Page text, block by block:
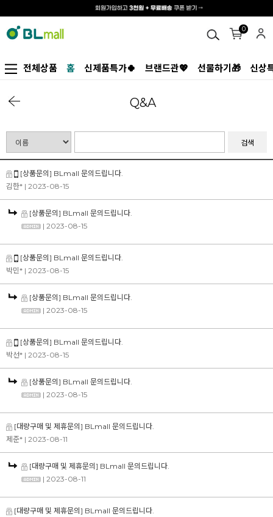
0
전체상품 홈 신제품특가🍀 브랜드관💖 선물하기🎁 신상
Q&A
검색
[상품문의] BLmall 문의드립니다.
김한* | 2023-08-15
[상품문의] BLmall 문의드립니다.
| 2023-08-15
[상품문의] BLmall 문의드립니다.
박민* | 2023-08-15
[상품문의] BLmall 문의드립니다.
| 2023-08-15
[상품문의] BLmall 문의드립니다.
박선* | 2023-08-15
[상품문의] BLmall 문의드립니다.
| 2023-08-15
[대량구매 및 제휴문의] BLmall 문의드립니다.
제준* | 2023-08-11
[대량구매 및 제휴문의] BLmall 문의드립니다.
| 2023-08-11
[대량구매 및 제휴문의] BLmall 문의드립니다.